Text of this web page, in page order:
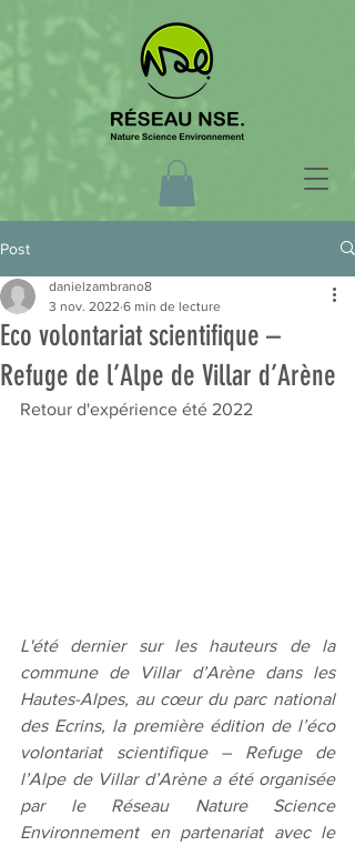
Post
Eco volontariat scientifique –
Refuge de l’Alpe de Villar d’Arène
danielzambrano8
3 nov. 2022 6 min de lecture
Retour d'expérience été 2022
L'été dernier sur les hauteurs de la
commune de Villar d’Arène dans les
Hautes-Alpes, au cœur du parc national
des Ecrins, la première édition de l’éco
volontariat scientifique – Refuge de
l’Alpe de Villar d’Arène a été organisée
par le Réseau Nature Science
Environnement en partenariat avec le